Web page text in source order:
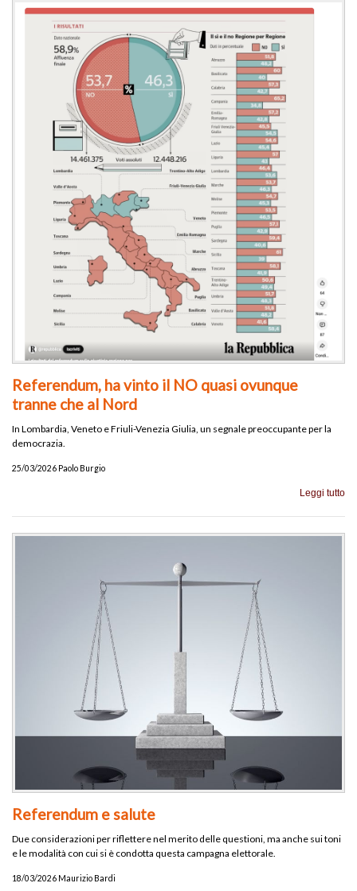
Referendum, ha vinto il NO quasi ovunque
tranne che al Nord
In Lombardia, Veneto e Friuli-Venezia Giulia, un segnale preoccupante per la
democrazia.
25/03/2026 Paolo Burgio
Leggi tutto
Referendum e salute
Due considerazioni per riflettere nel merito delle questioni, ma anche sui toni
e le modalità con cui si è condotta questa campagna elettorale.
18/03/2026 Maurizio Bardi